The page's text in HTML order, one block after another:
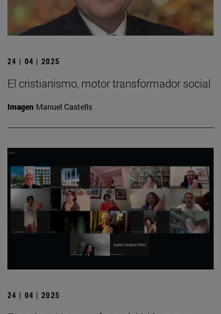
24 | 04 | 2025
El cristianismo, motor transformador social
Imagen Manuel Castells
24 | 04 | 2025